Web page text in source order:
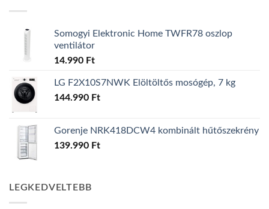
Somogyi Elektronic Home TWFR78 oszlop
ventilátor
14.990 Ft
LG F2X10S7NWK Elöltöltős mosógép, 7 kg
144.990 Ft
Gorenje NRK418DCW4 kombinált hűtőszekrény
139.990 Ft
LEGKEDVELTEBB